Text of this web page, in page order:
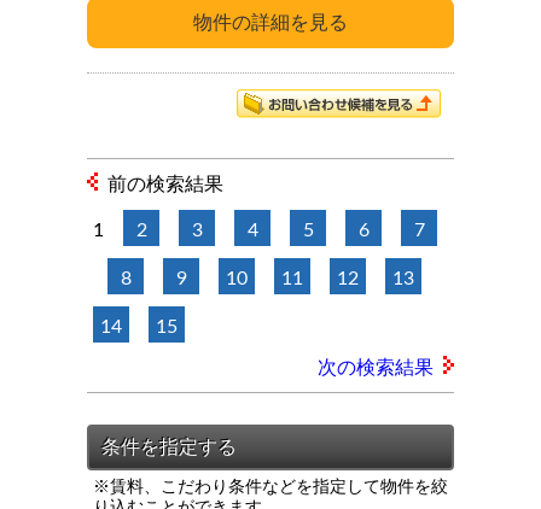
前の検索結果
1 2 3 4 5 6 7
8 9 10 11 12 13
14 15
次の検索結果
※賃料、こだわり条件などを指定して物件を絞